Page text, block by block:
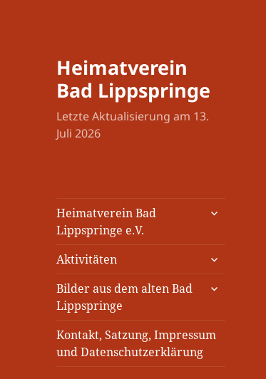
Heimatverein
Bad Lippspringe
Letzte Aktualisierung am 13.
Juli 2026
Heimatverein Bad
Lippspringe e.V.
untermenü
Aktivitäten
untermenü
öffnen
Bilder aus dem alten Bad
Lippspringe
untermenü
Kontakt, Satzung, Impressum
und Datenschutzerklärung